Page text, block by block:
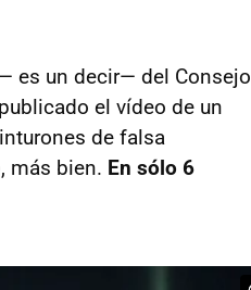
es un decir— del Consejo
el vídeo de un
de falsa
, más bien. En sólo 6